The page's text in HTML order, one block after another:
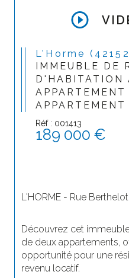
L'Horme
IMMEUBLE DE
D'HABITATION
APPARTEMENT
Réf : 001413
189 000 €
L'HORME - Rue Berthelot
Découvrez cet
de deux appartements,
opportunité pour une
revenu locatif.